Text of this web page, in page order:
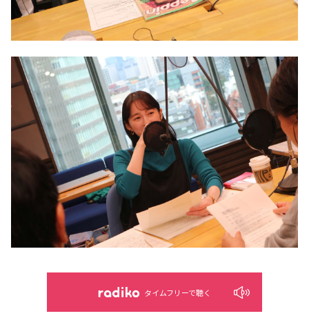
タイムフリーで聴く